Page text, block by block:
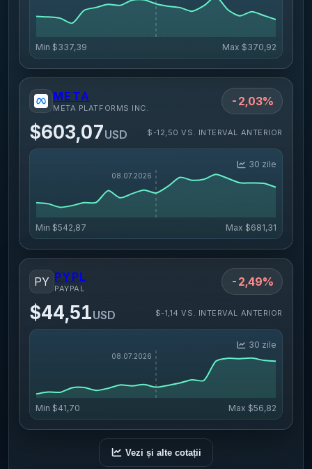
Min $337,39 Max $370,92
META
META PLATFORMS INC. -2,03%
$603,07USD $-12,50 VS. INTERVAL ANTERIOR
30 zile
Min $542,87 Max $681,31
PY PYPL
PAYPAL -2,49%
$44,51USD $-1,14 VS. INTERVAL ANTERIOR
30 zile
Min $41,70 Max $56,82
Vezi și alte cotații